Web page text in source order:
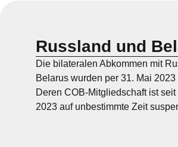
Russland und
Die bilateralen Abkommen mit
Belarus wurden per 31. Mai
Deren COB-Mitgliedschaft ist seit
2023 auf unbestimmte Zeit